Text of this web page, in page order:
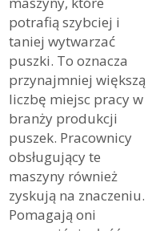
potrafią szybciej i
taniej wytwarzać
puszki. To oznacza
przynajmniej większą
liczbę miejsc pracy w
branży produkcji
puszek. Pracownicy
obsługujący te
maszyny również
zyskują na znaczeniu.
Pomagają oni